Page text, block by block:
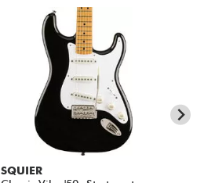
SQUIER